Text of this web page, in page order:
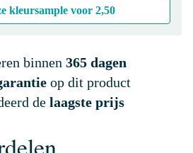
kleursample voor 2,50
binnen 365 dagen
op dit product
de laagste prijs